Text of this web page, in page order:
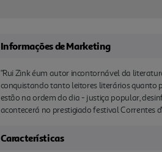
Informações de Marketing
"Rui Zink éum autor incontornável da
conquistando tanto leitores literários quanto
estão na ordem do dia - justiça popular,
acontecerá no prestigiado festival Correntes
Características